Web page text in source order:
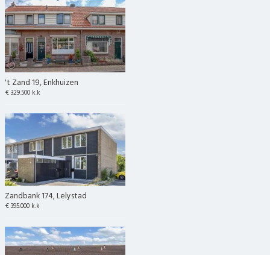
't Zand 19, Enkhuizen
€ 329.500 k.k
Zandbank 174, Lelystad
€ 395.000 k.k